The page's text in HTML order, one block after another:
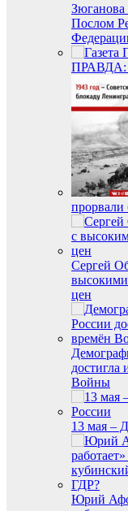
Послом
ПРАВДА:
прорвали
Сергей
цен
достигла
Войны
13 мая –
Юрий